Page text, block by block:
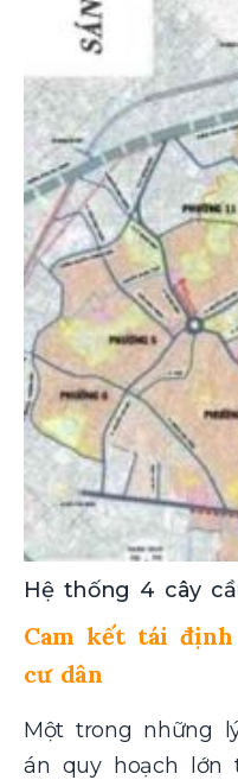
Hệ thống 4 cây
Cam kết tái
cư dân
Một trong những
án quy hoạch lớn